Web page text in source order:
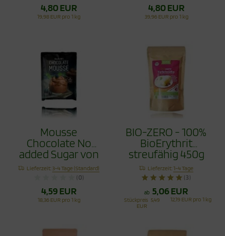
4,80 EUR
19,98 EUR pro 1 kg
4,80 EUR
39,96 EUR pro 1 kg
Mousse
Chocolate No
added Sugar von
Sukrin - für 4
Portionen
Lieferzeit:3-4 Tage (Standard)
(0)
4,59 EUR
18,36 EUR pro 1 kg
BIO-ZERO - 100%
BioErythrit
streufähig 450g
DE-ÖKO-037
XYLIPUR®
Lieferzeit:1-4 Tage
(3)
ab 5,06 EUR
Stückpreis 5,49
EUR
12,19 EUR pro 1 kg